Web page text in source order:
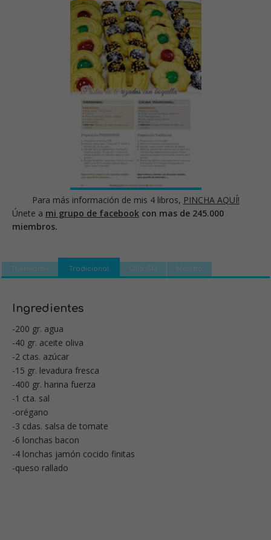
Para más información de mis 4 libros, PINCHA AQUÍ!
Únete a mi grupo de facebook con mas de 245.000
miembros.
Thermomix Tradicional Olla GM Mambo
Ingredientes
-200 gr. agua
-40 gr. aceite oliva
-2 ctas. azúcar
-15 gr. levadura fresca
-400 gr. harina fuerza
-1 cta. sal
-orégano
-3 cdas. salsa de tomate
-6 lonchas bacon
-4 lonchas jamón cocido finitas
-queso rallado